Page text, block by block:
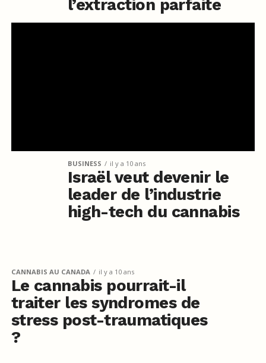
l’extraction parfaite
BUSINESS il y a 10 ans
Israël veut devenir le
leader de l’industrie
high-tech du cannabis
CANNABIS AU CANADA il y a 10 ans
Le cannabis pourrait-il
traiter les syndromes de
stress post-traumatiques
?